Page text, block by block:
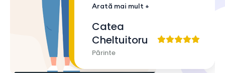
Academy.
Arată mai mult +
Catea
Cheltuitoru
Părinte